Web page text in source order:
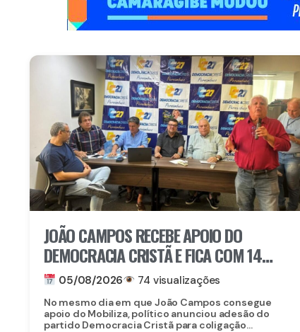
JOÃO CAMPOS RECEBE APOIO DO
DEMOCRACIA CRISTÃ E FICA COM 14
PARTIDOS EM COLIGAÇÃO CONTRA
RAQUEL
05/08/2026 74 visualizações
No mesmo dia em que João Campos consegue
apoio do Mobiliza, político anunciou adesão do
partido Democracia Cristã para coligação...